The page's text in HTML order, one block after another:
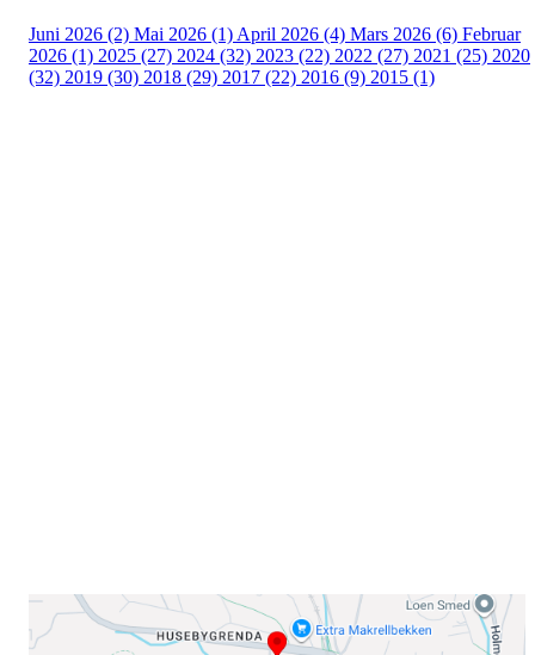
Juni 2026 (2) Mai 2026 (1) April 2026 (4) Mars 2026 (6) Februar
2026 (1) 2025 (27) 2024 (32) 2023 (22) 2022 (27) 2021 (25) 2020
(32) 2019 (30) 2018 (29) 2017 (22) 2016 (9) 2015 (1)